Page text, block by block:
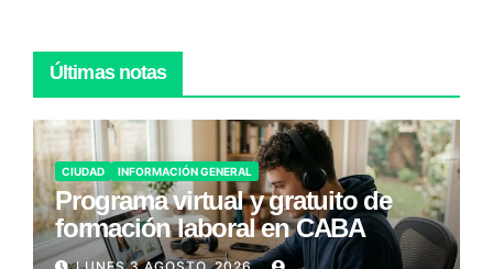
Últimas notas
CIUDAD INFORMACIÓN GENERAL
Programa virtual y gratuito de
formación laboral en CABA